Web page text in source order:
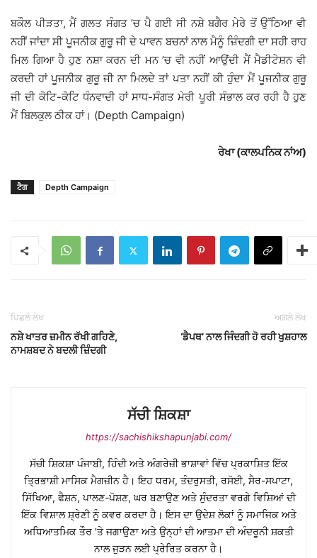
ਬਕੌਲ ਪੀੜਤਾ, ਮੈਂ ਗਲਤ ਸੰਗਤ ’ਚ ਪੈ ਗਈ ਸੀ ਨਸ਼ੇ ਬਗੈਰ ਮੇਰੇ ਤੋਂ ਉੱਠਿਆ ਵੀ
ਨਹੀਂ ਜਾਂਦਾ ਸੀ ਪੂਜਨੀਕ ਗੁਰੂ ਜੀ ਦੇ ਪਾਵਨ ਬਚਨਾਂ ਨਾਲ ਮੈਨੂੰ ਜ਼ਿੰਦਗੀ ਦਾ ਸਹੀ ਰਾਹ
ਮਿਲ ਗਿਆ ਹੈ ਹੁਣ ਨਸ਼ਾ ਕਰਨ ਦੀ ਮਨ ’ਚ ਵੀ ਨਹੀਂ ਆਉਂਦੀ ਮੈਂ ਮੈਡੀਟੇਸ਼ਨ ਵੀ
ਕਰਦੀ ਹਾਂ ਪੂਜਨੀਕ ਗੁਰੂ ਜੀ ਨਾ ਮਿਲਦੇ ਤਾਂ ਪਤਾ ਨਹੀਂ ਕੀ ਹੁੰਦਾ ਮੈਂ ਪੂਜਨੀਕ ਗੁਰੂ
ਜੀ ਦੀ ਕੋਟਿ-ਕੋਟਿ ਧੰਨਵਾਦੀ ਹਾਂ ਸਾਧ-ਸੰਗਤ ਮੇਰੀ ਪੂਰੀ ਸੰਭਾਲ ਕਰ ਰਹੀ ਹੈ ਹੁਣ
ਮੈਂ ਬਿਲਕੁਲ ਠੀਕ ਹਾਂ। (Depth Campaign)
ਰੇਖਾ (ਕਾਲਪਨਿਕ ਨਾਂਅ)
ਟੈਗ Depth Campaign
ਪਿਛਲੇ ਲੇਖ
ਨਸ਼ੇ ਖਾਤਰ ਜ਼ਮੀਨ ਰੱਖੀ ਗਹਿਣੇ,
ਨਾਮਸ਼ਬਦ ਨੇ ਬਦਲੀ ਜ਼ਿੰਦਗੀ
ਅਗਲੇ ਲੇਖ
‘ਡੈਪਥ’ ਨਾਲ ਜਿੰਦਗੀ ਹੋ ਰਹੀ ਖੁਸ਼ਹਾਲ
ਸੱਚੀ ਸ਼ਿਕਸ਼ਾ
https://sachishikshapunjabi.com/
ਸੱਚੀ ਸ਼ਿਕਸ਼ਾ ਪੰਜਾਬੀ, ਹਿੰਦੀ ਅਤੇ ਅੰਗਰੇਜ਼ੀ ਭਾਸ਼ਾਵਾਂ ਵਿੱਚ ਪ੍ਰਕਾਸ਼ਿਤ ਇੱਕ
ਤ੍ਰਿਭਾਸ਼ੀ ਮਾਸਿਕ ਮੈਗਜ਼ੀਨ ਹੈ। ਇਹ ਧਰਮ, ਤੰਦਰੁਸਤੀ, ਰਸੋਈ, ਸੈਰ-ਸਪਾਟਾ,
ਸਿੱਖਿਆ, ਫੈਸ਼ਨ, ਪਾਲਣ-ਪੋਸ਼ਣ, ਘਰ ਬਣਾਉਣ ਅਤੇ ਸੁੰਦਰਤਾ ਵਰਗੇ ਵਿਸ਼ਿਆਂ ਦੀ
ਇੱਕ ਵਿਸ਼ਾਲ ਸ਼੍ਰੇਣੀ ਨੂੰ ਕਵਰ ਕਰਦਾ ਹੈ। ਇਸ ਦਾ ਉਦੇਸ਼ ਲੋਕਾਂ ਨੂੰ ਸਮਾਜਿਕ ਅਤੇ
ਅਧਿਆਤਮਿਕ ਤੌਰ 'ਤੇ ਜਗਾਉਣਾ ਅਤੇ ਉਨ੍ਹਾਂ ਦੀ ਆਤਮਾ ਦੀ ਅੰਦਰੂਨੀ ਸ਼ਕਤੀ
ਨਾਲ ਜੁੜਨ ਲਈ ਪ੍ਰੇਰਿਤ ਕਰਨਾ ਹੈ।